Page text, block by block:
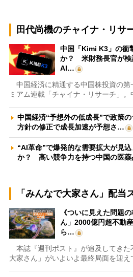
田代尚機のチャイナ・リサ
中国「Kimi K3」の衝
か？ 米財務長官が検
AI…
中国経済に精通する中国株投資の第
ミアム連載「チャイナ・リサーチ」。
中国経済“予想外の低成長”で政策
方針の修正で成長加速が予想さ…
“AI革命”で爆発的な需要拡大が見
か？ 高い競争力を持つ中国の医
「みんなで大家さん」配当
《ついに見えた問題
ん」2000億円超不動
ら…
本誌『週刊ポスト』が追及してきた
大家さん」がいよいよ最終局面を迎え